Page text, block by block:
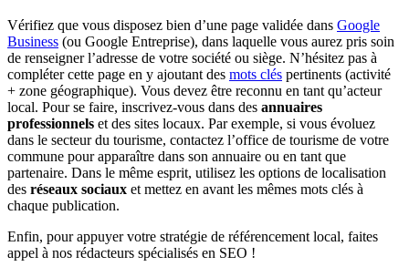
Vérifiez que vous disposez bien d’une page validée dans Google
Business (ou Google Entreprise), dans laquelle vous aurez pris soin
de renseigner l’adresse de votre société ou siège. N’hésitez pas à
compléter cette page en y ajoutant des mots clés pertinents (activité
+ zone géographique). Vous devez être reconnu en tant qu’acteur
local. Pour se faire, inscrivez-vous dans des annuaires
professionnels et des sites locaux. Par exemple, si vous évoluez
dans le secteur du tourisme, contactez l’office de tourisme de votre
commune pour apparaître dans son annuaire ou en tant que
partenaire. Dans le même esprit, utilisez les options de localisation
des réseaux sociaux et mettez en avant les mêmes mots clés à
chaque publication.
Enfin, pour appuyer votre stratégie de référencement local, faites
appel à nos rédacteurs spécialisés en SEO !